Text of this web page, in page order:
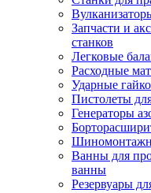
Запчасти и
станков
Легковые
Расходные
Ударные
Пистолеты
Генераторы
Ванны для
ванны
Резервуары